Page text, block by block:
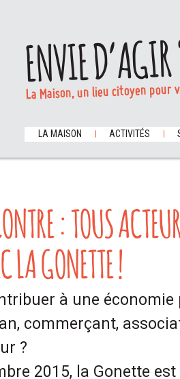
ENVIE
La Maison, un lieu citoyen
LA MAISON ACTIVITÉS
: TOUS
LA GONETTE !
à une économie
commerçant,
?
2015, la Gonette